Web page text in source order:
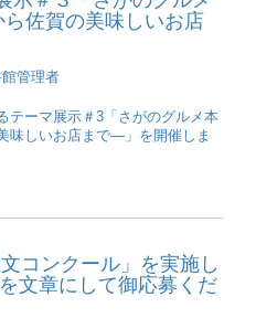
佐賀の美味しいお店
館管理者
テーマ展示＃3「さがのグルメ本
味しいお店まで―」を開催しま
コンクール」を実施し
文章にして御応募くだ